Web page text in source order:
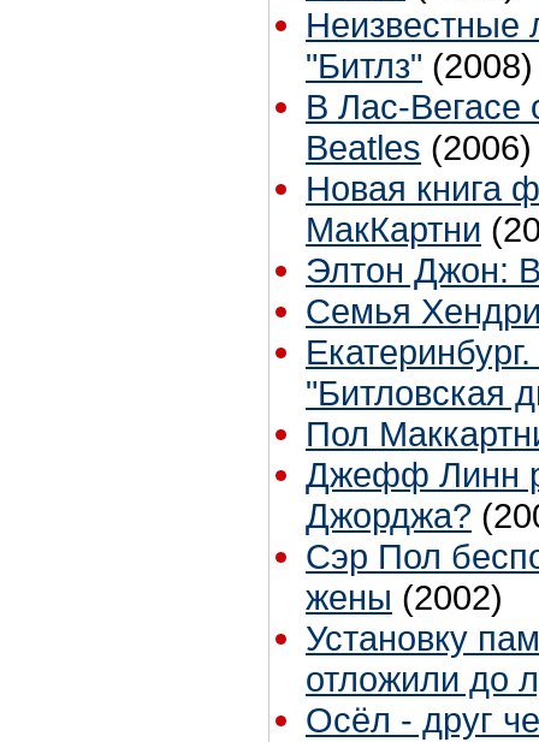
Неизвестные
"Битлз" (2008)
В Лас-Вегасе
Beatles (2006)
Новая книга
МакКартни
Элтон Джон:
Семья
"Битловская
Пол
Джефф Линн
Джорджа?
Сэр Пол
жены (2002)
Установку
отложили до
Осёл - друг